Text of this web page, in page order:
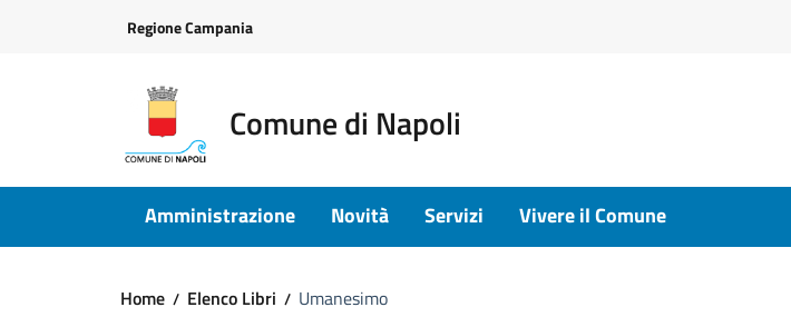
Regione Campania
Comune di Napoli
Amministrazione Novità Servizi Vivere il Comune
Home Elenco Libri Umanesimo